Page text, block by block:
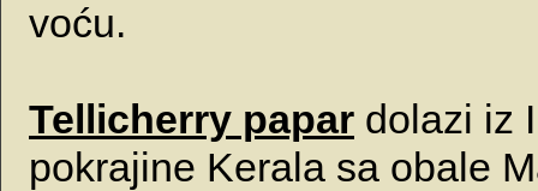
voću.
Tellicherry papar dolazi iz
pokrajine Kerala sa obale